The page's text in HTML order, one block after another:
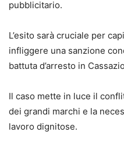
pubblicitario.
L’esito sarà cruciale per
infliggere una sanzione
battuta d’arresto in
Il caso mette in luce il
dei grandi marchi e la
lavoro dignitose.